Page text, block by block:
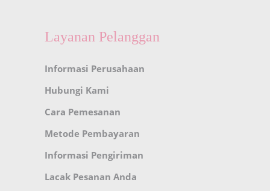
Layanan Pelanggan
Informasi Perusahaan
Hubungi Kami
Cara Pemesanan
Metode Pembayaran
Informasi Pengiriman
Lacak Pesanan Anda